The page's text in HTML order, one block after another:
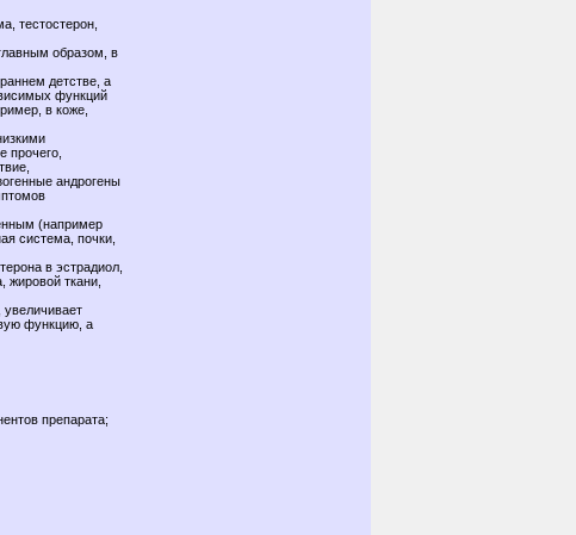
тестостерон,
образом, в
детстве, а
функций
в коже,
прочего,
андрогены
(например
система, почки,
в эстрадиол,
жировой ткани,
функцию, а
препарата;